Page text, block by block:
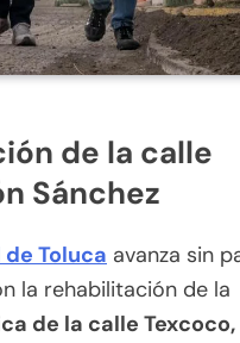
de la calle
Sánchez
Toluca avanza sin
la rehabilitación de la
de la calle